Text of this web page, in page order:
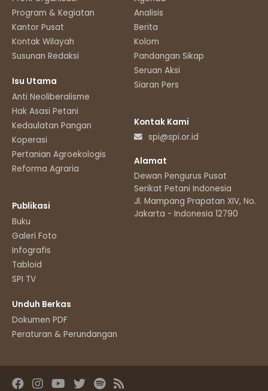
Program & Kegiatan
Kantor Pusat
Kontak Wilayah
Susunan Redaksi
Isu Utama
Anti Neoliberalisme
Hak Asasi Petani
Kedaulatan Pangan
Koperasi
Pertanian Agroekologis
Reforma Agraria
Publikasi
Buku
Galeri Foto
Infografis
Tabloid
SPI TV
Unduh Berkas
Dokumen PDF
Peraturan & Perundangan
Analisis
Berita
Kolom
Pandangan Sikap
Seruan Aksi
Siaran Pers
Kontak Kami
spi@spi.or.id
Alamat
Dewan Pengurus Pusat
Serikat Petani Indonesia
Jl. Mampang Prapatan XIV, No.11
Jakarta - Indonesia 12790